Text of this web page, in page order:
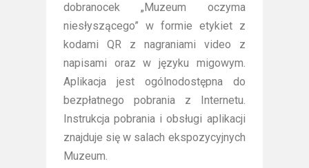
dobranocek „Muzeum oczyma
niesłyszącego” w formie etykiet z
kodami QR z nagraniami video z
napisami oraz w języku migowym.
Aplikacja jest ogólnodostępna do
bezpłatnego pobrania z Internetu.
Instrukcja pobrania i obsługi aplikacji
znajduje się w salach ekspozycyjnych
Muzeum.